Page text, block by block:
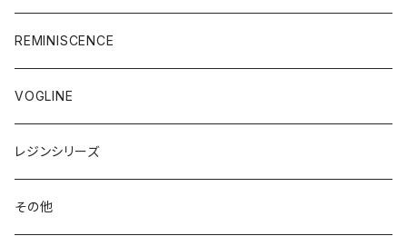
REMINISCENCE
VOGLINE
レジンシリーズ
その他